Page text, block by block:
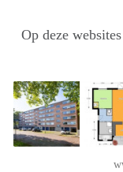
Op deze